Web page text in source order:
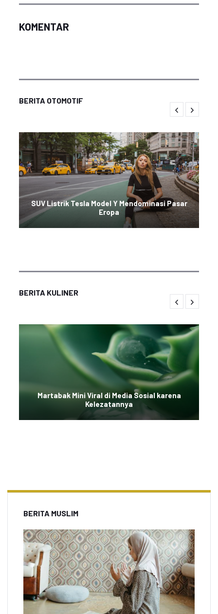
KOMENTAR
BERITA OTOMOTIF
SUV Listrik Tesla Model Y Mendominasi Pasar
Eropa
BERITA KULINER
Martabak Mini Viral di Media Sosial karena
Kelezatannya
BERITA MUSLIM